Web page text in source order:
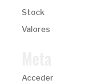
Stock
Valores
Acceder